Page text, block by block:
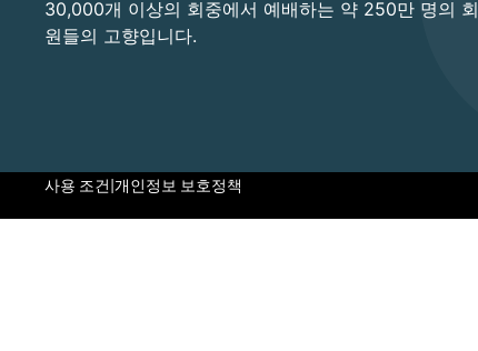
30,000개 이상의 회중에서 예배하는 약 250만 명의 회
원들의 고향입니다.
사용 조건|개인정보 보호정책